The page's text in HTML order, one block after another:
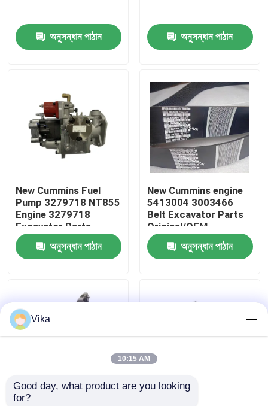
আমাদের সম্পর্কে
মান নিয়ন্ত্রণ
আমাদের সাথে যোগাযোগ করুন
উদ্ধৃতির জন্য আবেদন
কামিন্স খুচরা যন্ত্রাংশ
অনুসন্ধান পাঠান অনুসন্ধান পাঠান
New Cummins Fuel
Pump 3279718 NT855
Engine 3279718
Excavator Parts
Original/OEM
অনুসন্ধান পাঠান
New Cummins engine
5413004 3003466
Belt Excavator Parts
Original/OEM
অনুসন্ধান পাঠান
New Cummins
Vika
10:15 AM
Good day, what product are you looking
for?